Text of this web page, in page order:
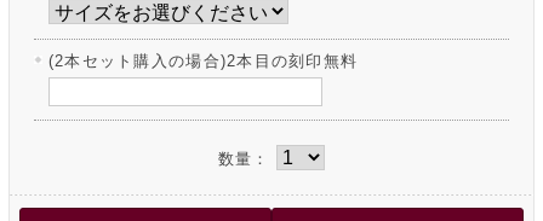
(2本セット購入の場合)2本目の刻印無料
数量：